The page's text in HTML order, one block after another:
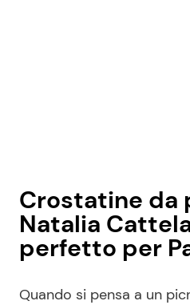
Crostatine da
Natalia
perfetto per
Quando si pensa a un